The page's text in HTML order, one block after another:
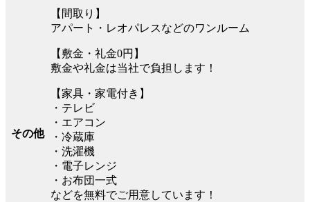
その他
【間取り】
アパート・レオパレスなどのワンルーム
【敷金・礼金0円】
敷金や礼金は当社で負担します！
【家具・家電付き】
・テレビ
・エアコン
・冷蔵庫
・洗濯機
・電子レンジ
・お布団一式
などを無料でご用意しています！